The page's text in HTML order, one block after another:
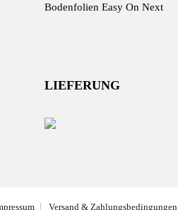
Bodenfolien Easy On Next
LIEFERUNG
Versand & Zahlungsbedingungen